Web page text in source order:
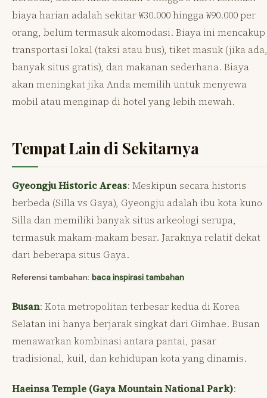
biaya harian adalah sekitar ₩30.000 hingga ₩90.000 per
orang, belum termasuk akomodasi. Biaya ini mencakup
transportasi lokal (taksi atau bus), tiket masuk (jika ada,
banyak situs gratis), dan makanan sederhana. Biaya
akan meningkat jika Anda memilih untuk menyewa
mobil atau menginap di hotel yang lebih mewah.
Tempat Lain di Sekitarnya
Gyeongju Historic Areas: Meskipun secara historis
berbeda (Silla vs Gaya), Gyeongju adalah ibu kota kuno
Silla dan memiliki banyak situs arkeologi serupa,
termasuk makam-makam besar. Jaraknya relatif dekat
dari beberapa situs Gaya.
Referensi tambahan: baca inspirasi tambahan
Busan: Kota metropolitan terbesar kedua di Korea
Selatan ini hanya berjarak singkat dari Gimhae. Busan
menawarkan kombinasi antara pantai, pasar
tradisional, kuil, dan kehidupan kota yang dinamis.
Haeinsa Temple (Gaya Mountain National Park):